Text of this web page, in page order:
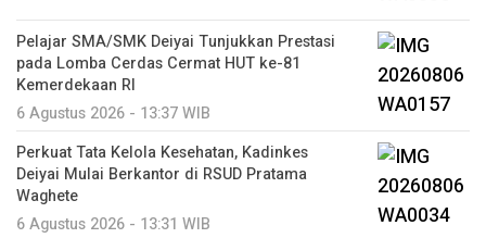
Pelajar SMA/SMK Deiyai Tunjukkan Prestasi
pada Lomba Cerdas Cermat HUT ke-81
Kemerdekaan RI
6 Agustus 2026 - 13:37 WIB
Perkuat Tata Kelola Kesehatan, Kadinkes
Deiyai Mulai Berkantor di RSUD Pratama
Waghete
6 Agustus 2026 - 13:31 WIB